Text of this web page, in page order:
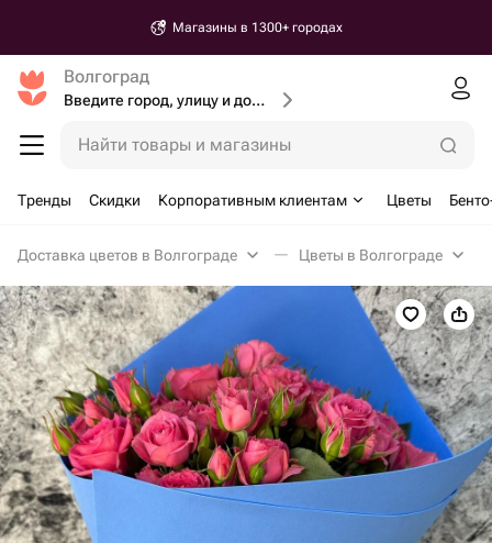
Магазины в 1300+ городах
Волгоград
Введите город, улицу и дом доставки
Найти товары и магазины
Тренды Скидки Корпоративным клиентам Цветы
Доставка цветов в Волгограде Цветы в Волгограде